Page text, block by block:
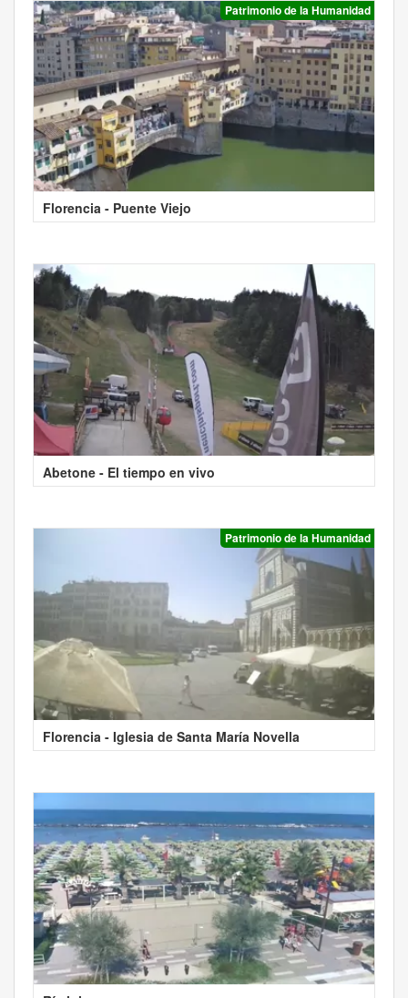
Patrimonio de la Humanidad
Florencia - Puente Viejo
Abetone - El tiempo en vivo
Patrimonio de la Humanidad
Florencia - Iglesia de Santa María Novella